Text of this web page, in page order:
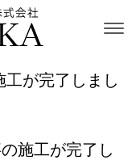
が完了しまし
施工が完了し